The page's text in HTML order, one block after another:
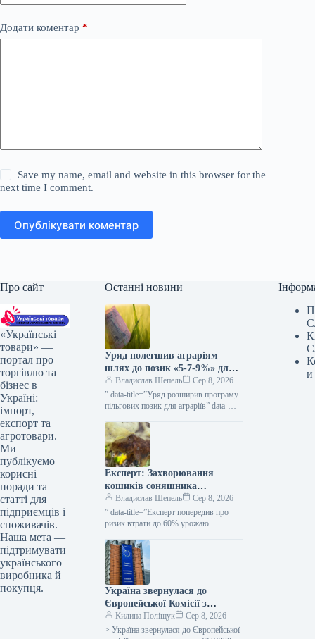
Додати коментар *
Save my name, email and website in this browser for the
next time I comment.
Опублікувати коментар
Про сайт
«Українські
товари» —
портал про
торгівлю та
бізнес в
Україні:
імпорт,
експорт та
агротовари.
Ми
публікуємо
корисні
поради та
статті для
підприємців і
споживачів.
Наша мета —
підтримувати
українського
виробника й
покупця.
Останні новини
Уряд полегшив аграріям
шлях до позик «5-7-9%» для
весняних посівних робіт та
виробничих завдань —
КУРКУЛЬ
Владислав Шепель
Сер 8, 2026
” data-title=”Уряд розширив програму
пільгових позик для аграріїв” data-
uryad-rozshiriv-programu-dostupnih-
kreditiv-dlya-fermeriv”> Уряд
розширив програму пільгових позик
для аграріїв 8 серпня 2026 53…
Експерт: Захворювання
кошиків соняшника
загрожують втратою до 60%
врожаю — KURKUL
Владислав Шепель
Сер 8, 2026
” data-title=”Експерт попередив про
ризик втрати до 60% урожаю
url=”https://kurkul.com/news/41847-
ekspert-poperediv-pro-rizik-vtrati-do-60-
urojayu-sonyashniku-cherez-gnili”>
Експерт повідомив про ймовірність
втрати до 60%…
Україна звернулася до
Європейської Комісії з
проханням про надання 220
мільйонів євро для допомоги
Килина Поліщук
Сер 8, 2026
> Україна звернулася до Європейської
и